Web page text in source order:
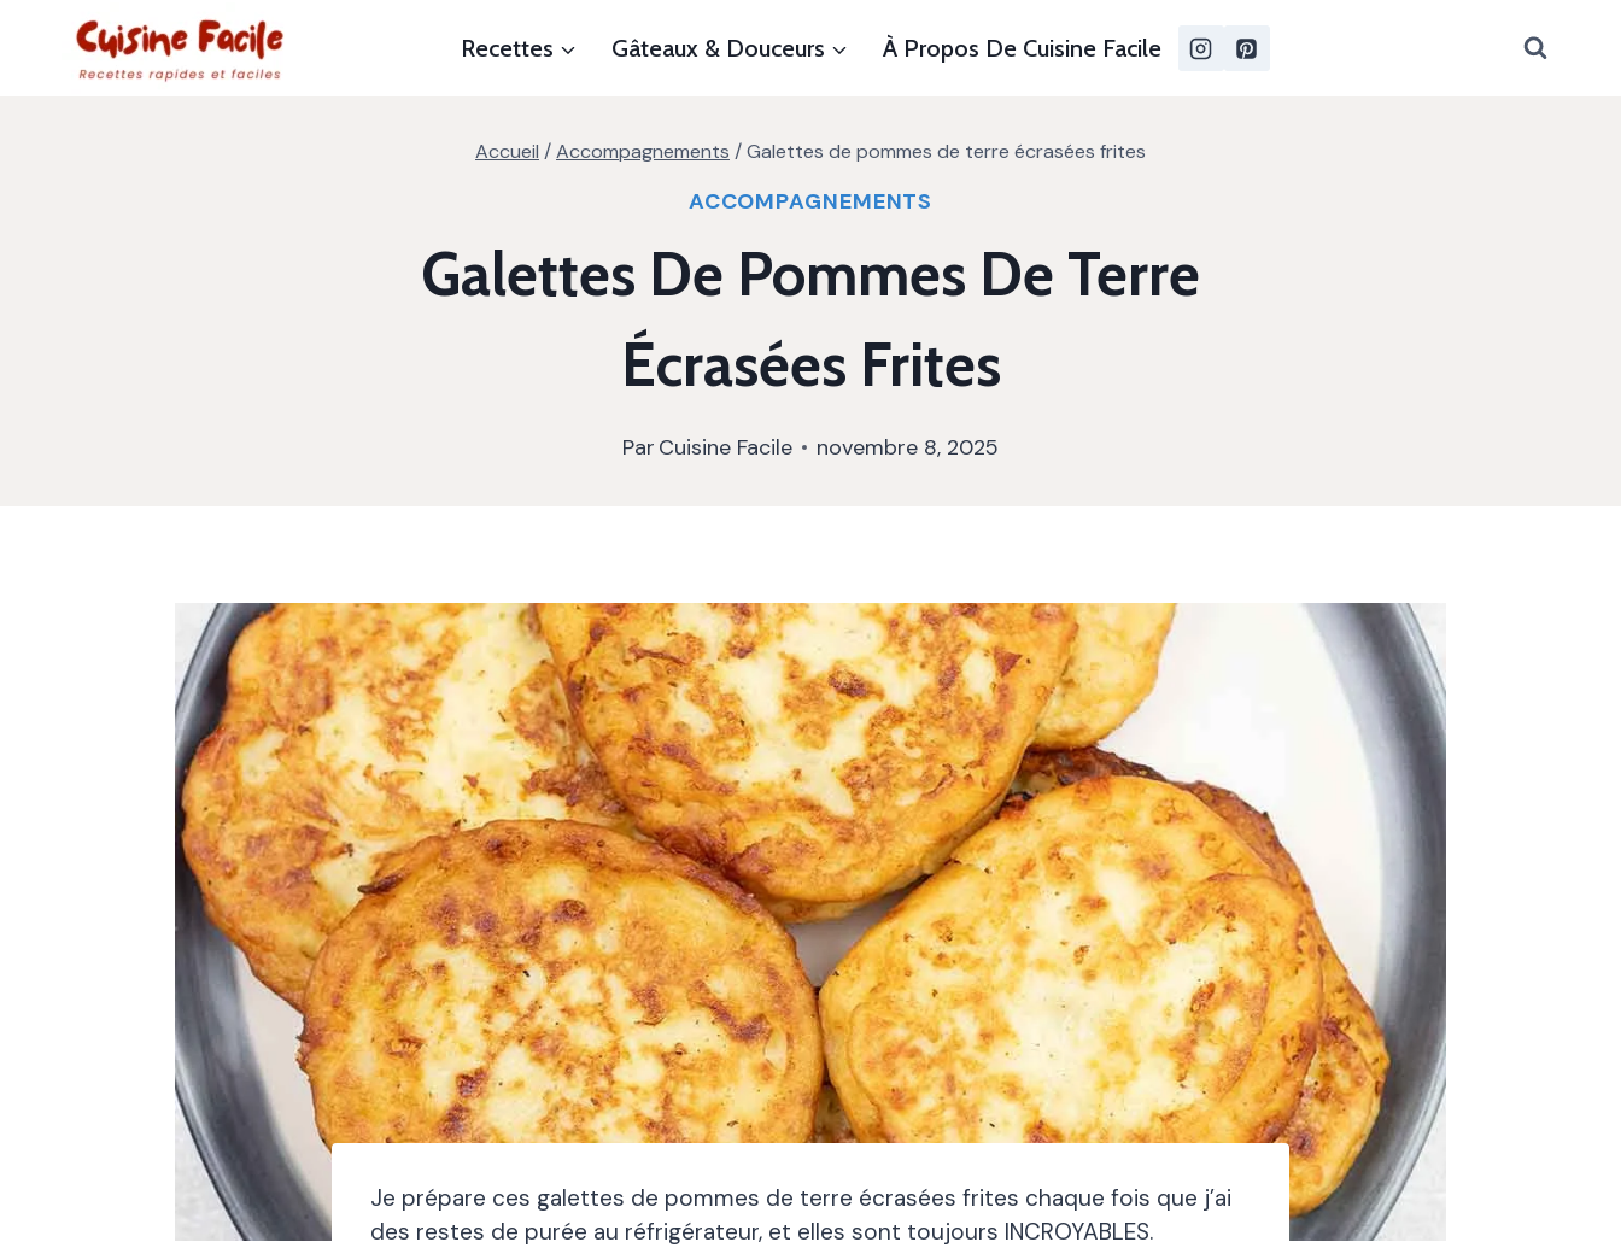
contenu
Recettes Gâteaux & Douceurs À Propos De Cuisine Facile
Accueil /Accompagnements /Galettes de pommes de terre écrasées frites
ACCOMPAGNEMENTS
Galettes De Pommes De Terre
Écrasées Frites
Par Cuisine Facile novembre 8, 2025
Je prépare ces galettes de pommes de terre écrasées frites chaque fois que j’ai
des restes de purée au réfrigérateur, et elles sont toujours INCROYABLES.